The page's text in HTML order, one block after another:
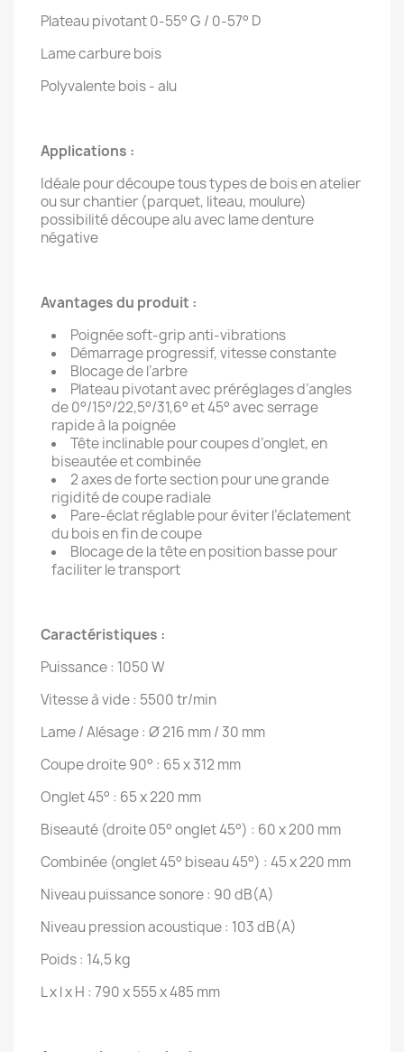
Plateau pivotant 0-55° G / 0-57° D
Lame carbure bois
Polyvalente bois - alu
Applications :
Idéale pour découpe tous types de bois en atelier
ou sur chantier (parquet, liteau, moulure)
possibilité découpe alu avec lame denture
négative
Avantages du produit :
Poignée soft-grip anti-vibrations
Démarrage progressif, vitesse constante
Blocage de l’arbre
Plateau pivotant avec préréglages d’angles
de 0°/15°/22,5°/31,6° et 45° avec serrage
rapide à la poignée
Tête inclinable pour coupes d’onglet, en
biseautée et combinée
2 axes de forte section pour une grande
rigidité de coupe radiale
Pare-éclat réglable pour éviter l’éclatement
du bois en fin de coupe
Blocage de la tête en position basse pour
faciliter le transport
Caractéristiques :
Puissance : 1050 W
Vitesse à vide : 5500 tr/min
Lame / Alésage : Ø 216 mm / 30 mm
Coupe droite 90° : 65 x 312 mm
Onglet 45° : 65 x 220 mm
Biseauté (droite 05° onglet 45°) : 60 x 200 mm
Combinée (onglet 45° biseau 45°) : 45 x 220 mm
Niveau puissance sonore : 90 dB(A)
Niveau pression acoustique : 103 dB(A)
Poids : 14,5 kg
L x l x H : 790 x 555 x 485 mm